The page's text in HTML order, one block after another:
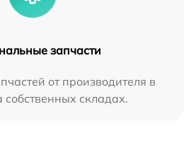
запчасти
от производителя в
складах.